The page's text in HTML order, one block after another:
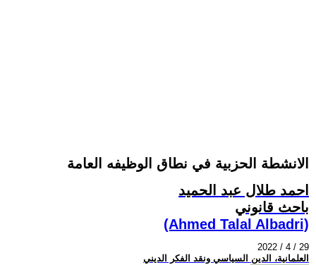
الانشطة الحزبية في نطاق الوظيفه العامة
احمد طلال عبد الحميد
باحث قانوني
(Ahmed Talal Albadri)
2022 / 4 / 29
العلمانية، الدين السياسي ونقد الفكر الديني